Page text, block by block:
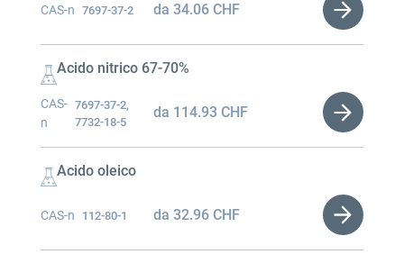
CAS-n 7697-37-2 da34.06CHF
Acido nitrico 67-70%
CAS-
n
7697-37-2,
7732-18-5
da 114.93CHF
Acido oleico
CAS-n 112-80-1 da32.96CHF